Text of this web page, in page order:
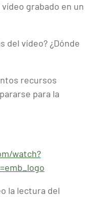
grabado en un
del vídeo? ¿Dónde
recursos
para la
watch?
la lectura del